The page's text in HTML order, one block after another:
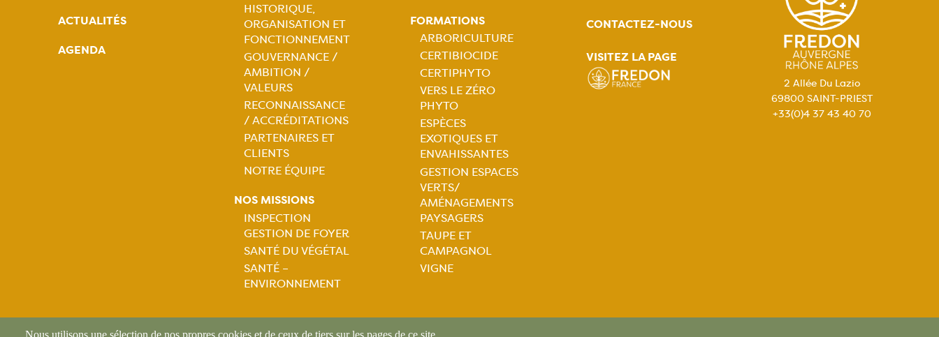
ACTUALITÉS
AGENDA
Navigation
principale
HISTORIQUE,
ORGANISATION ET
FONCTIONNEMENT
GOUVERNANCE /
AMBITION /
VALEURS
RECONNAISSANCE
/ ACCRÉDITATIONS
PARTENAIRES ET
CLIENTS
NOTRE ÉQUIPE
NOS MISSIONS
Navigation
principale
INSPECTION
GESTION DE FOYER
SANTÉ DU VÉGÉTAL
SANTÉ –
ENVIRONNEMENT
FORMATIONS
Navigation
principale
ARBORICULTURE
CERTIBIOCIDE
CERTIPHYTO
VERS LE ZÉRO
PHYTO
ESPÈCES
EXOTIQUES ET
ENVAHISSANTES
GESTION ESPACES
VERTS/
AMÉNAGEMENTS
PAYSAGERS
TAUPE ET
CAMPAGNOL
VIGNE
CONTACTEZ-NOUS
VISITEZ LA PAGE
2 Allée Du Lazio
69800 SAINT-PRIEST
+33(0)4 37 43 40 70